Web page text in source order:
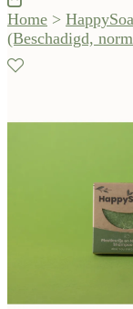
Home >
(Beschadigd,